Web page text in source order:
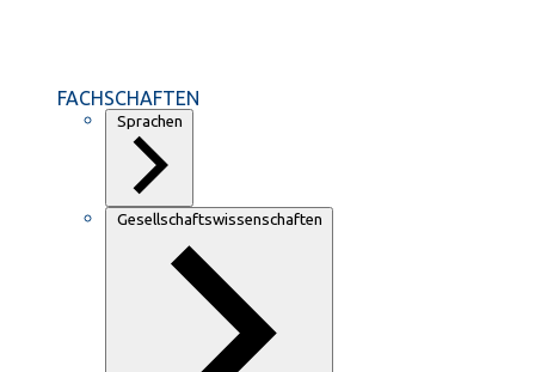
FACHSCHAFTEN
Sprachen
Gesellschaftswissenschaften